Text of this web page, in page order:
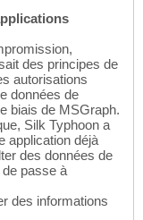
des principes de
autorisations
données de
biais de MSGraph.
Silk Typhoon a
application déjà
des données de
passe à
des informations